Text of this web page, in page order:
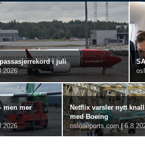
i juli
men mer
Netflix varsler nytt
med Boeing
osloairports.com |